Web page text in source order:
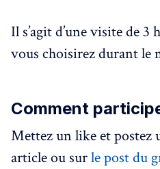
Il s’agit d’une visite de 3
vous choisirez durant le
Comment
Mettez un like et postez
article ou surle post du